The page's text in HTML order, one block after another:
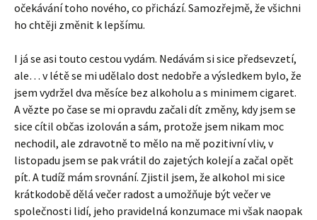
očekávání toho nového, co přichází. Samozřejmě, že všichni
ho chtěji změnit k lepšímu.
I já se asi touto cestou vydám. Nedávám si sice předsevzetí,
ale… v létě se mi udělalo dost nedobře a výsledkem bylo, že
jsem vydržel dva měsíce bez alkoholu a s minimem cigaret.
A vězte po čase se mi opravdu začali dít změny, kdy jsem se
sice cítil občas izolován a sám, protože jsem nikam moc
nechodil, ale zdravotně to mělo na mě pozitivní vliv, v
listopadu jsem se pak vrátil do zajetých kolejí a začal opět
pít. A tudíž mám srovnání. Zjistil jsem, že alkohol mi sice
krátkodobě dělá večer radost a umožňuje být večer ve
společnosti lidí, jeho pravidelná konzumace mi však naopak